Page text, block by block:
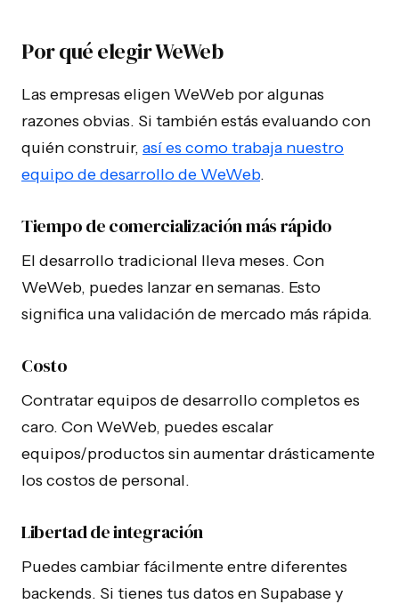
Por qué elegir WeWeb
Las empresas eligen WeWeb por algunas
razones obvias. Si también estás evaluando con
quién construir, así es como trabaja nuestro
equipo de desarrollo de WeWeb.
Tiempo de comercialización más rápido
El desarrollo tradicional lleva meses. Con
WeWeb, puedes lanzar en semanas. Esto
significa una validación de mercado más rápida.
Costo
Contratar equipos de desarrollo completos es
caro. Con WeWeb, puedes escalar
equipos/productos sin aumentar drásticamente
los costos de personal.
Libertad de integración
Puedes cambiar fácilmente entre diferentes
backends. Si tienes tus datos en Supabase y